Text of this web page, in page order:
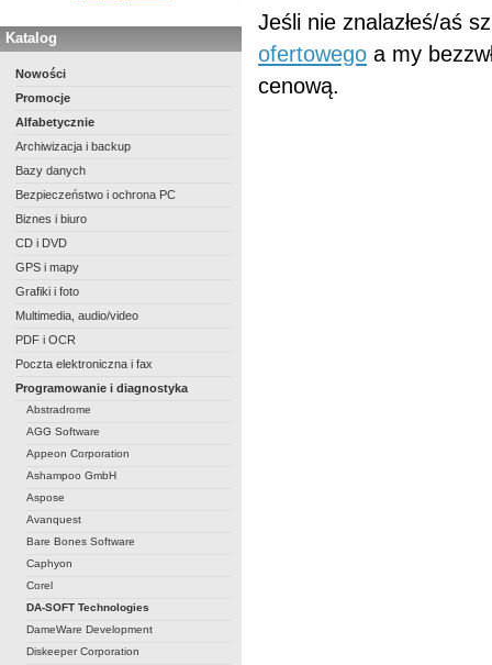
Katalog
Nowości
Promocje
Alfabetycznie
Archiwizacja i backup
Bazy danych
Bezpieczeństwo i ochrona PC
Biznes i biuro
CD i DVD
GPS i mapy
Grafiki i foto
Multimedia, audio/video
PDF i OCR
Poczta elektroniczna i fax
Programowanie i diagnostyka
Abstradrome
AGG Software
Appeon Corporation
Ashampoo GmbH
Aspose
Avanquest
Bare Bones Software
Caphyon
Corel
DA-SOFT Technologies
DameWare Development
Diskeeper Corporation
Jeśli nie znalazłeś/aś
ofertowego a my
cenową.